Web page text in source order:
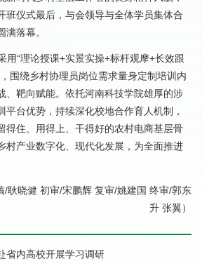
班仪式最后，与会领导与全体学员集体合
落幕。
用“理论授课+实景实操+标杆观摩+长效跟
围绕乡村协理员岗位需求量身定制培训内
、靶向赋能。依托河南科技学院雄厚的涉
平台优势，持续深化校地合作育人机制，
得住、用得上、干得好的农村电商基层骨
村产业数字化、现代化发展，为全面推进
/耿晓健 初审/宋鹏辉 复审/姚建国 终审/郭东
升 张翼）
省内高校开展学习调研